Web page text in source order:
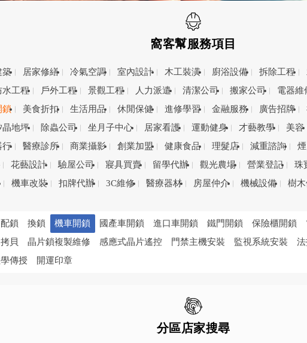
窩客幫服務項目
築 居家修繕 冷氣空調 室內設計 木工裝潢 廚浴設備 拆除工程
水工程 戶外工程 景觀工程 人力派遣 清潔公司 搬家公司 電器維
鎖 美食折扣 生活用品 休閒保健 進修學習 金融服務 廣告招牌
晶地坪 除蟲公司 坐月子中心 居家看護 運動健身 才藝教學 美容
行 醫療診所 商業攝影 創業加盟 健康食品 理髮店 減重諮詢
花藝設計 驗屋公司 寢具買賣 留學代辦 觀光農場 營業登記 珠
機車改裝 扣牌代辦 3C維修 醫療器材 房屋仲介 機械設備 樹
配鎖 換鎖 機車開鎖 國產車開鎖 進口車開鎖 鐵門開鎖 保險櫃開鎖
貝 晶片鎖複製維修 感應式晶片遙控 門禁主機安裝 監視系統安裝
傳授 開運印章
分區店家搜尋